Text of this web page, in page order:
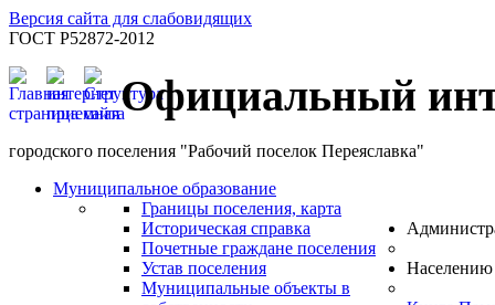
Версия сайта для слабовидящих
ГОСТ Р52872-2012
Официальный
городского поселения "Рабочий поселок Переяславка"
Муниципальное образование
Границы поселения, карта
Историческая справка
Почетные граждане поселения
Устав поселения
Муниципальные объекты в
Населению